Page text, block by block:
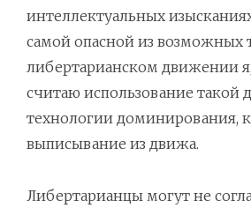
интеллектуальных
самой опасной из возможных
либертарианском движении
считаю использование такой
технологии доминирования,
выписывание из движа.
Либертарианцы могут не